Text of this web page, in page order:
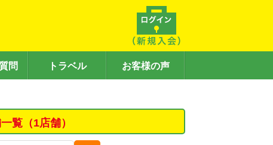
問 トラベル お客様の声
覧（1店舗）